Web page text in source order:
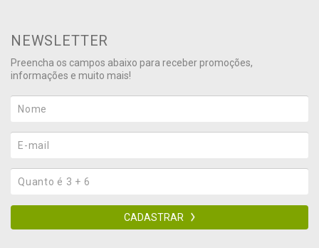
NEWSLETTER
Preencha os campos abaixo para receber promoções,
informações e muito mais!
CADASTRAR